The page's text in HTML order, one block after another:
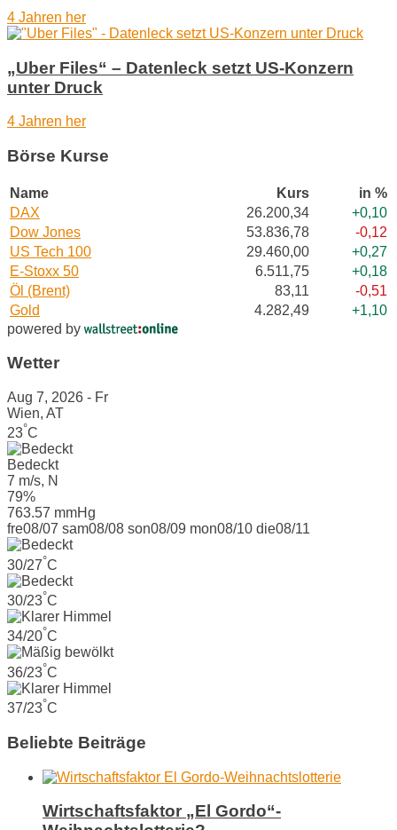
4 Jahren her
„Uber Files“ – Datenleck setzt US-Konzern
unter Druck
4 Jahren her
Börse Kurse
Name Kurs
in %
DAX
26.200,34
+0,10
Dow Jones
53.836,78
-0,12
US Tech 100
29.460,00
+0,27
E-Stoxx 50
6.511,75
+0,18
Öl (Brent)
83,11
-0,51
Gold
4.282,49
+1,10
powered by
Wetter
Aug 7, 2026 - Fr
Wien, AT
23°C
Bedeckt
7 m/s, N
79%
763.57 mmHg
fre08/07 sam08/08 son08/09 mon08/10 die08/11
30/27°C
30/23°C
34/20°C
36/23°C
37/23°C
Beliebte Beiträge
Wirtschaftsfaktor „El Gordo“-